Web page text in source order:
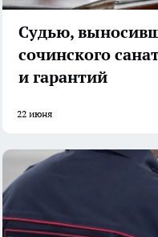
Судью,
сочинского
и гарантий
22 июня